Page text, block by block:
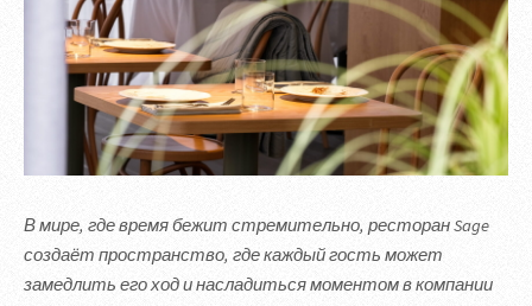
В мире, где время бежит стремительно, ресторан Sage
создаёт пространство, где каждый гость может
замедлить его ход и насладиться моментом в компании